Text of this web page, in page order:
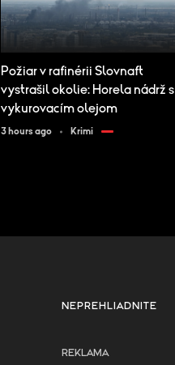
Požiar v rafinérii Slovnaft
vystrašil okolie: Horela nádrž s
vykurovacím olejom
3 hours ago Krimi
NEPREHLIADNITE
REKLAMA